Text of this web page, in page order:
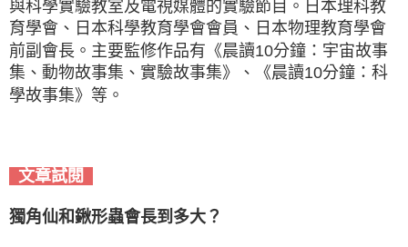
與科學實驗教室及電視媒體的實驗節目。日本理科教
育學會、日本科學教育學會會員、日本物理教育學會
前副會長。主要監修作品有《晨讀10分鐘：宇宙故事
集、動物故事集、實驗故事集》、《晨讀10分鐘：科
學故事集》等。
文章試閱
獨角仙和鍬形蟲會長到多大？